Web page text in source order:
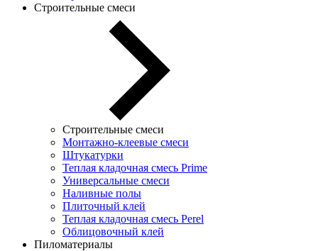
Строительные смеси
Строительные смеси
Монтажно-клеевые смеси
Штукатурки
Теплая кладочная смесь Prime
Универсальные смеси
Наливные полы
Плиточный клей
Теплая кладочная смесь Perel
Облицовочный клей
Пиломатериалы